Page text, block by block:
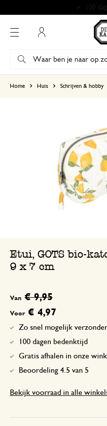
100
Home Huis Schrijven & hobby
Etui, GOTS bio-
9 x 7 cm
Voor € 4,97
Van € 9,95
Zo snel mogelijk
100 dagen bedenktijd
Gratis afhalen in onze
Beoordeling 4.5 van 5
Bekijk voorraad in alle